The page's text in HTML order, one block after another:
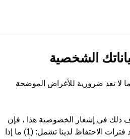
الشخصية
تعد ضرورية للأغراض الموضحة
في إشعار الخصوصية هذا ، فإن
المعايير التي نستخدمها لتحديد فترات الاحتفاظ لدينا تشمل: (1) ما إذا